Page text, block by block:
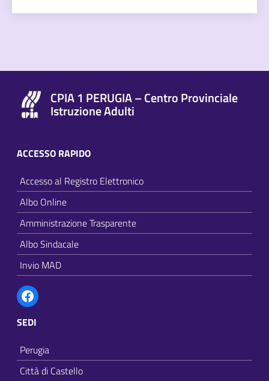
CPIA 1 PERUGIA – Centro Provinciale
Istruzione Adulti
ACCESSO RAPIDO
Accesso al Registro Elettronico
Albo Online
Amministrazione Trasparente
Albo Sindacale
Invio MAD
Facebook
SEDI
Perugia
Città di Castello